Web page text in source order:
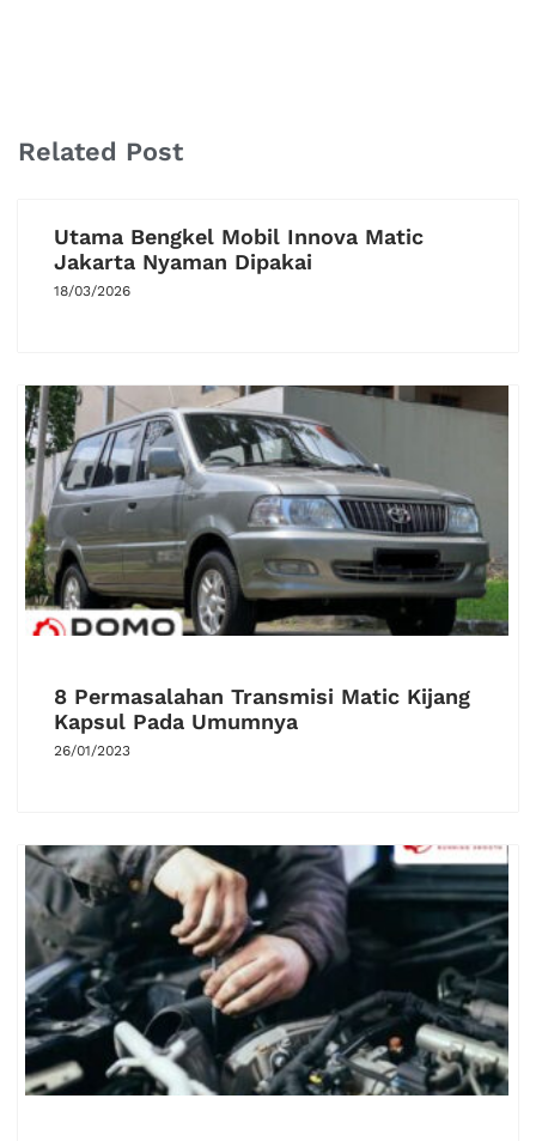
Related Post
Utama Bengkel Mobil Innova Matic
Jakarta Nyaman Dipakai
18/03/2026
8 Permasalahan Transmisi Matic Kijang
Kapsul Pada Umumnya
26/01/2023